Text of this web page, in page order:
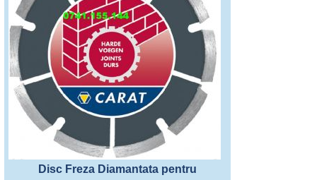
Disc Freza Diamantata pentru